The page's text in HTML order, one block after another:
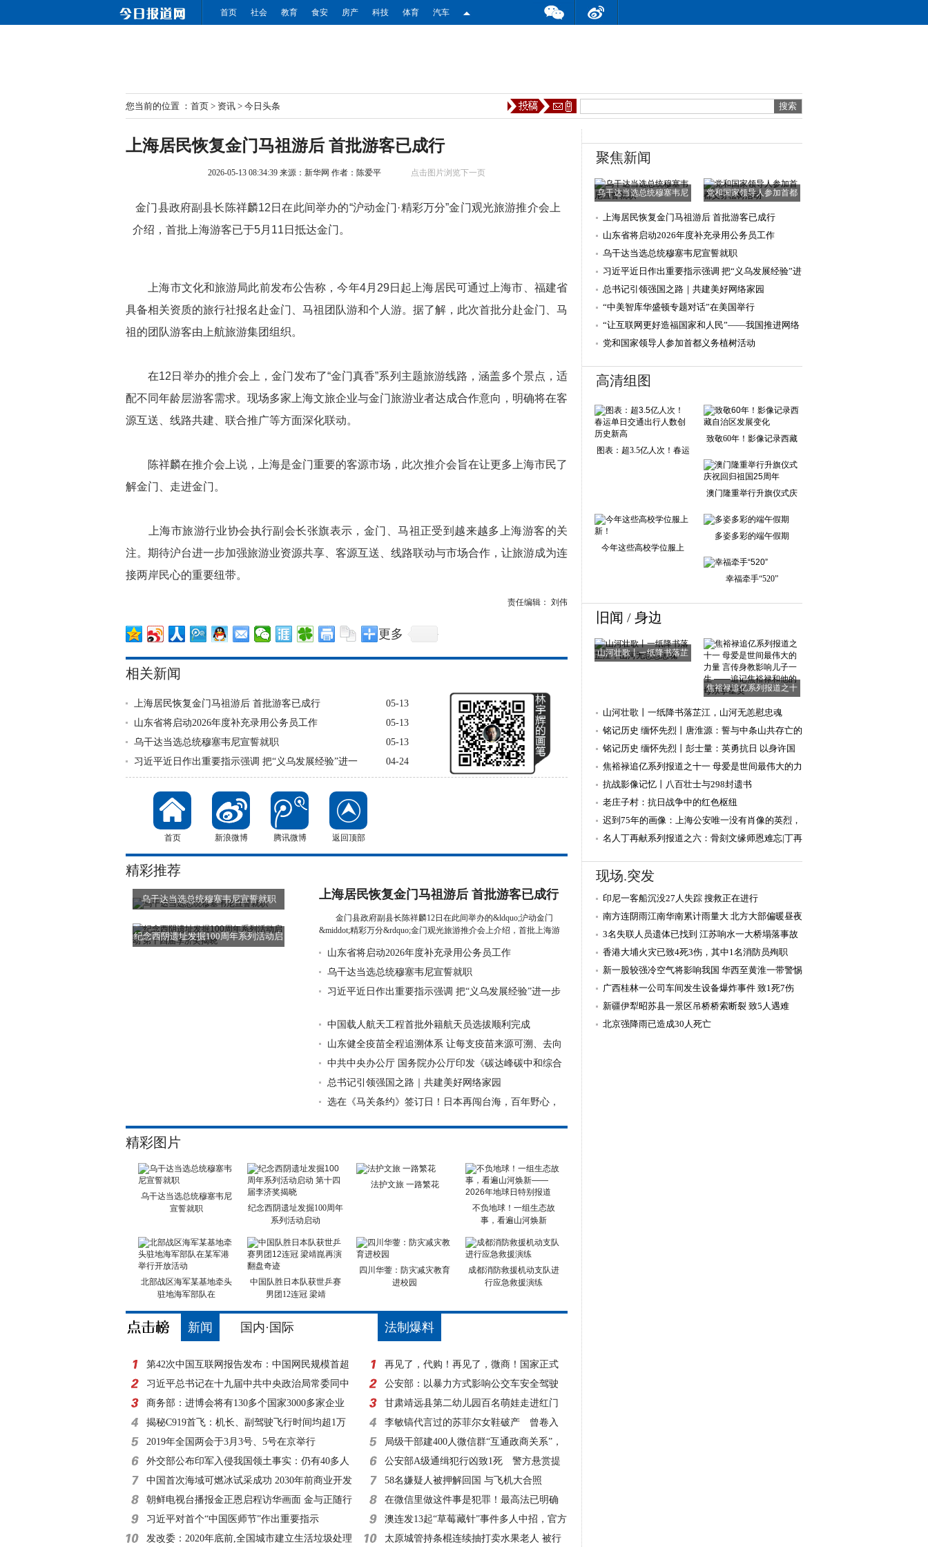
首页 社会 教育 食安 房产 科技 体育 汽车
您当前的位置 ： 首页 > 资讯 > 今日头条
上海居民恢复金门马祖游后 首批游客已成行
2026-05-13 08:34:39 来源： 新华网 作者：陈爱平 点击图片浏览下一页
金门县政府副县长陈祥麟12日在此间举办的“沪动金门·精彩万分”金门观光旅游推介会上
介绍，首批上海游客已于5月11日抵达金门。
上海市文化和旅游局此前发布公告称，今年4月29日起上海居民可通过上海市、福建省
具备相关资质的旅行社报名赴金门、马祖团队游和个人游。据了解，此次首批分赴金门、马
祖的团队游客由上航旅游集团组织。
在12日举办的推介会上，金门发布了“金门真香”系列主题旅游线路，涵盖多个景点，适
配不同年龄层游客需求。现场多家上海文旅企业与金门旅游业者达成合作意向，明确将在客
源互送、线路共建、联合推广等方面深化联动。
陈祥麟在推介会上说，上海是金门重要的客源市场，此次推介会旨在让更多上海市民了
解金门、走进金门。
上海市旅游行业协会执行副会长张旗表示，金门、马祖正受到越来越多上海游客的关
注。期待沪台进一步加强旅游业资源共享、客源互送、线路联动与市场合作，让旅游成为连
接两岸民心的重要纽带。
责任编辑： 刘伟
更多
相关新闻
05-13
上海居民恢复金门马祖游后 首批游客已成行
05-13
山东省将启动2026年度补充录用公务员工作
05-13
乌干达当选总统穆塞韦尼宣誓就职
04-24
习近平近日作出重要指示强调 把“义乌发展经验”进一
首页 新浪微博 腾讯微博 返回顶部
精彩推荐
乌干达当选总统穆塞韦尼宣誓就职
纪念西阴遗址发掘100周年系列活动启
上海居民恢复金门马祖游后 首批游客已成行
金门县政府副县长陈祥麟12日在此间举办的&ldquo;沪动金门
&middot;精彩万分&rdquo;金门观光旅游推介会上介绍，首批上海游
山东省将启动2026年度补充录用公务员工作
乌干达当选总统穆塞韦尼宣誓就职
习近平近日作出重要指示强调 把“义乌发展经验”进一步
中国载人航天工程首批外籍航天员选拔顺利完成
山东健全疫苗全程追溯体系 让每支疫苗来源可溯、去向
可追
中共中央办公厅 国务院办公厅印发《碳达峰碳中和综合
评价考核办
总书记引领强国之路｜共建美好网络家园
选在《马关条约》签订日！日本再闯台海，百年野心，
精彩图片
乌干达当选总统穆塞韦尼
宣誓就职
纪念西阴遗址发掘100周年
系列活动启动
法护文旅 一路繁花
不负地球！一组生态故
事，看遍山河焕新
北部战区海军某基地牵头
驻地海军部队在
中国队胜日本队获世乒赛
男团12连冠 梁靖
四川华蓥：防灾减灾教育
进校园
成都消防救援机动支队进
行应急救援演练
新闻 国内·国际
第42次中国互联网报告发布：中国网民规模首超
8亿
习近平总书记在十九届中共中央政治局常委同中
外记者见面时的讲
商务部：进博会将有130多个国家3000多家企业
参展
揭秘C919首飞：机长、副驾驶飞行时间均超1万
小时
2019年全国两会于3月3号、5号在京举行
外交部公布印军入侵我国领土事实：仍有40多人
滞留
中国首次海域可燃冰试采成功 2030年前商业开发
朝鲜电视台播报金正恩启程访华画面 金与正随行
习近平对首个“中国医师节”作出重要指示
发改委：2020年底前,全国城市建立生活垃圾处理
法制爆料
再见了，代购！再见了，微商！国家正式
出手，1月1日起实施！
公安部：以暴力方式影响公交车安全驾驶
一律立案侦查
甘肃靖远县第二幼儿园百名萌娃走进红门
零距离体验消防
李敏镐代言过的苏菲尔女鞋破产 曾卷入
超50起诉讼
局级干部建400人微信群“互通政商关系”，
该查！
公安部A级通缉犯行凶致1死 警方悬赏提
高至20万元！
58名嫌疑人被押解回国 与飞机大合照
在微信里做这件事是犯罪！最高法已明确
澳连发13起“草莓藏针”事件多人中招，官方
建议：切碎再吃
太原城管持条棍连续抽打卖水果老人 被行
聚焦新闻
乌干达当选总统穆塞韦尼
党和国家领导人参加首都
上海居民恢复金门马祖游后 首批游客已成行
山东省将启动2026年度补充录用公务员工作
乌干达当选总统穆塞韦尼宣誓就职
习近平近日作出重要指示强调 把“义乌发展经验”进
一步总结好
总书记引领强国之路｜共建美好网络家园
“中美智库华盛顿专题对话”在美国举行
“让互联网更好造福国家和人民”——我国推进网络
强国建设助力
党和国家领导人参加首都义务植树活动
高清组图
图表：超3.5亿人次！春运
致敬60年！影像记录西藏
自治区发展变化
澳门隆重举行升旗仪式庆
祝回归祖国25周
今年这些高校学位服上
多姿多彩的端午假期
幸福牵手“520”
旧闻 / 身边
山河壮歌丨一纸降书落芷
焦裕禄追亿系列报道之十
山河壮歌丨一纸降书落芷江，山河无恙慰忠魂
铭记历史 缅怀先烈丨唐淮源：誓与中条山共存亡的
抗日英烈
铭记历史 缅怀先烈丨彭士量：英勇抗日 以身许国
焦裕禄追亿系列报道之十一 母爱是世间最伟大的力
量 言传身教
抗战影像记忆丨八百壮士与298封遗书
老庄子村：抗日战争中的红色枢纽
迟到75年的画像：上海公安唯一没有肖像的英烈，
重现年轻模样
名人丁再献系列报道之六：骨刻文缘师恩难忘|丁再
现场.突发
印尼一客船沉没27人失踪 搜救正在进行
南方连阴雨江南华南累计雨量大 北方大部偏暖昼夜
温差显著
3名失联人员遗体已找到 江苏响水一大桥塌落事故
造成5人死亡
香港大埔火灾已致4死3伤，其中1名消防员殉职
新一股较强冷空气将影响我国 华西至黄淮一带警惕
持续降雨致灾
广西桂林一公司车间发生设备爆炸事件 致1死7伤
新疆伊犁昭苏县一景区吊桥桥索断裂 致5人遇难
北京强降雨已造成30人死亡